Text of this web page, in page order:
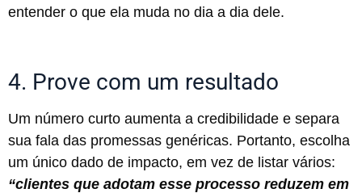
entender o que ela muda no dia a dia dele.
4. Prove com um resultado
Um número curto aumenta a credibilidade e separa
sua fala das promessas genéricas. Portanto, escolha
um único dado de impacto, em vez de listar vários:
“clientes que adotam esse processo reduzem em